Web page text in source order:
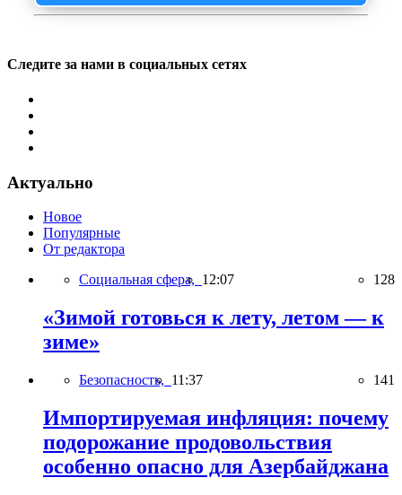
Следите за нами в социальных сетях
Актуально
Новое
Популярные
От редактора
Социальная сфера, 12:07 128
«Зимой готовься к лету, летом — к
зиме»
Безопасность, 11:37 141
Импортируемая инфляция: почему
подорожание продовольствия
особенно опасно для Азербайджана